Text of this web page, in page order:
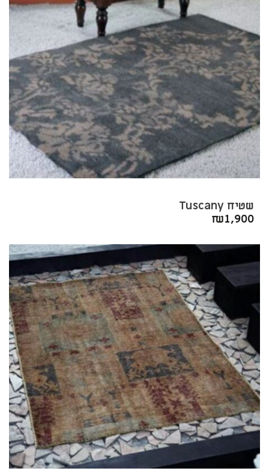
שטיח Tuscany
₪1,900